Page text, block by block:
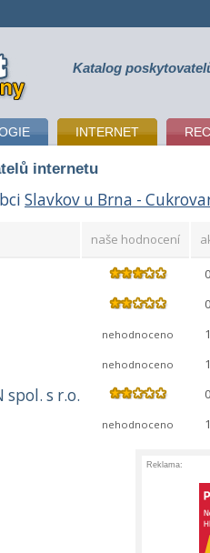
Katalog
INTERNET
internetu
Slavkov u Brna -
naše hodnocení
nehodnoceno
nehodnoceno
spol. s r.o.
nehodnoceno
Reklama: